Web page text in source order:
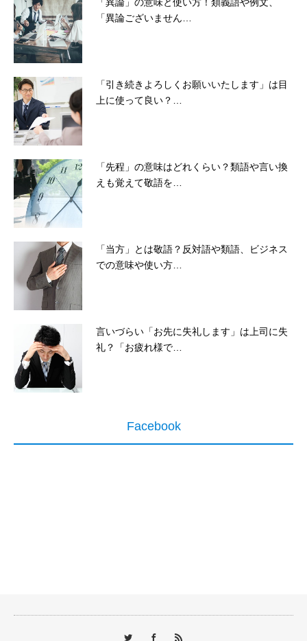
「異論ございません…
「引き続きよろしくお願いいたします」は目
上に使って良い？…
「先程」の意味はどれくらい？類語や言い換
えも覚えて敬語を…
「当方」とは敬語？反対語や類語、ビジネス
での意味や使い方…
言いづらい「お先に失礼します」は上司に失
礼？「お疲れ様で…
Facebook